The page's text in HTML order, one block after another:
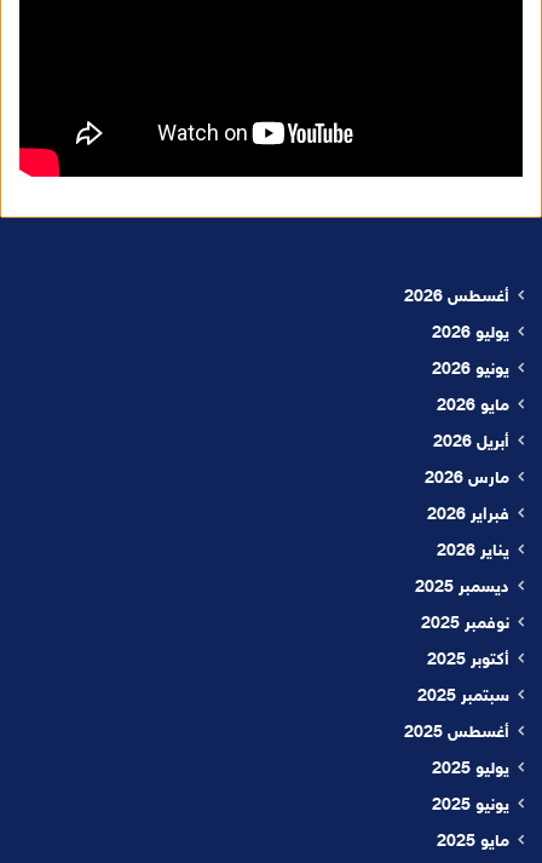
أغسطس 2026
يوليو 2026
يونيو 2026
مايو 2026
أبريل 2026
مارس 2026
فبراير 2026
يناير 2026
ديسمبر 2025
نوفمبر 2025
أكتوبر 2025
سبتمبر 2025
أغسطس 2025
يوليو 2025
يونيو 2025
مايو 2025